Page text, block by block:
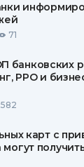
71
банковских
РРО и
карт с